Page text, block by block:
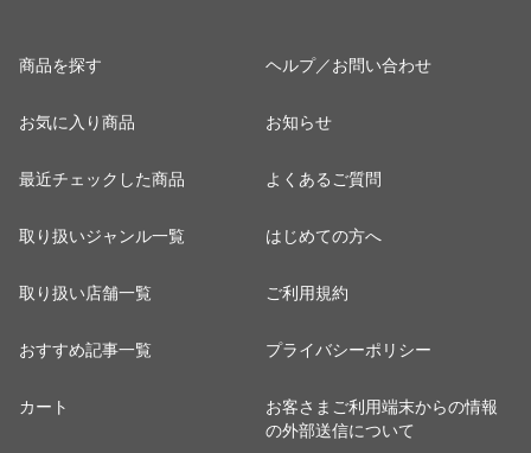
商品を探す
お気に入り商品
最近チェックした商品
取り扱いジャンル一覧
取り扱い店舗一覧
おすすめ記事一覧
カート
ヘルプ／お問い合わせ
お知らせ
よくあるご質問
はじめての方へ
ご利用規約
プライバシーポリシー
お客さまご利用端末からの情報
の外部送信について